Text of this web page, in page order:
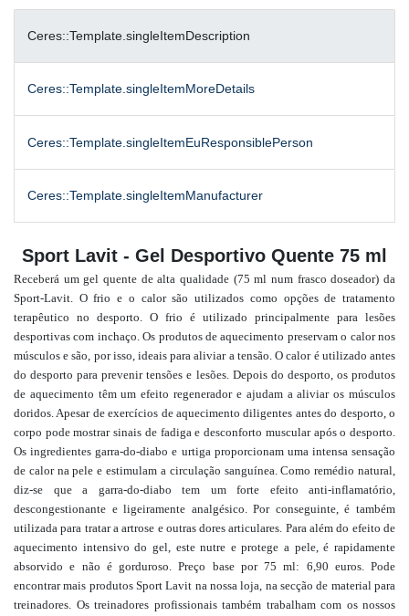
Ceres::Template.singleItemDescription
Ceres::Template.singleItemMoreDetails
Ceres::Template.singleItemEuResponsiblePerson
Ceres::Template.singleItemManufacturer
Sport Lavit - Gel Desportivo Quente 75 ml
Receberá um gel quente de alta qualidade (75 ml num frasco doseador) da
Sport-Lavit. O frio e o calor são utilizados como opções de tratamento
terapêutico no desporto. O frio é utilizado principalmente para lesões
desportivas com inchaço. Os produtos de aquecimento preservam o calor nos
músculos e são, por isso, ideais para aliviar a tensão. O calor é utilizado antes
do desporto para prevenir tensões e lesões. Depois do desporto, os produtos
de aquecimento têm um efeito regenerador e ajudam a aliviar os músculos
doridos. Apesar de exercícios de aquecimento diligentes antes do desporto, o
corpo pode mostrar sinais de fadiga e desconforto muscular após o desporto.
Os ingredientes garra-do-diabo e urtiga proporcionam uma intensa sensação
de calor na pele e estimulam a circulação sanguínea. Como remédio natural,
diz-se que a garra-do-diabo tem um forte efeito anti-inflamatório,
descongestionante e ligeiramente analgésico. Por conseguinte, é também
utilizada para tratar a artrose e outras dores articulares. Para além do efeito de
aquecimento intensivo do gel, este nutre e protege a pele, é rapidamente
absorvido e não é gorduroso. Preço base por 75 ml: 6,90 euros. Pode
encontrar mais produtos Sport Lavit na nossa loja, na secção de material para
treinadores. Os treinadores profissionais também trabalham com os nossos